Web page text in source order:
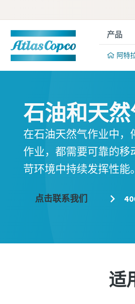
产品
阿特
石油和天
在石油天然气作业中
作业，都需要可靠的
苛环境中持续发挥性能。
点击联系我们
适